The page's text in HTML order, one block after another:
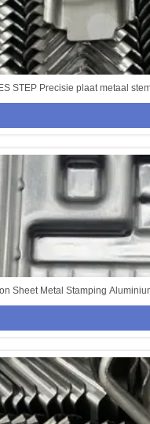
STEP Precisie plaat metaal
Sheet Metal Stamping